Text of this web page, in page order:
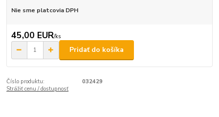
Nie sme platcovia DPH
45,00 EUR/ks
Pridať do košíka
Číslo produktu:
032429
Strážiť cenu / dostupnosť